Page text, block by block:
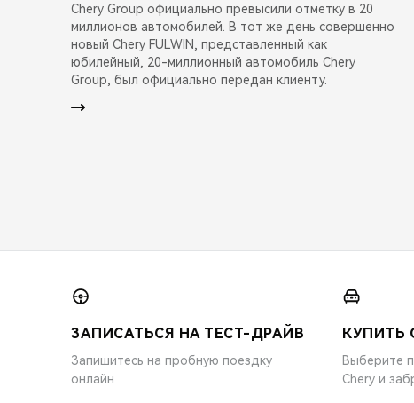
Chery Group официально превысили отметку в 20
миллионов автомобилей. В тот же день совершенно
новый Chery FULWIN, представленный как
юбилейный, 20-миллионный автомобиль Chery
Group, был официально передан клиенту.
ЗАПИСАТЬСЯ НА ТЕСТ-ДРАЙВ
Запишитесь на пробную поездку
онлайн
КУПИТЬ
Выберите
Chery и